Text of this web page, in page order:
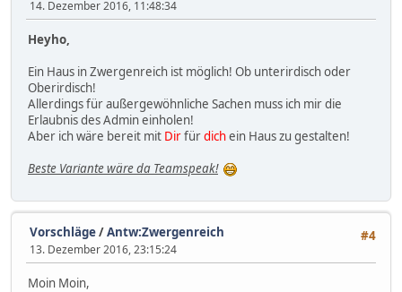
14. Dezember 2016, 11:48:34
Heyho,
Ein Haus in Zwergenreich ist möglich! Ob unterirdisch oder
Oberirdisch!
Allerdings für außergewöhnliche Sachen muss ich mir die
Erlaubnis des Admin einholen!
Aber ich wäre bereit mit Dirfürdichein Haus zu gestalten!
Beste Variante wäre da Teamspeak!
#4
Vorschläge/Antw:Zwergenreich
13. Dezember 2016, 23:15:24
Moin Moin,